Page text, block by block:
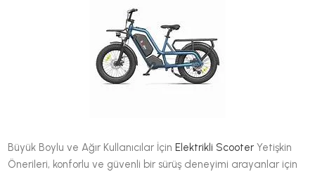
Büyük Boylu ve Ağır Kullanıcılar İçin Elektrikli Scooter Yetişkin
Önerileri, konforlu ve güvenli bir sürüş deneyimi arayanlar için